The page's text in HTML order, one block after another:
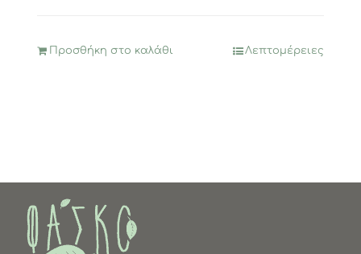
Προσθήκη στο καλάθι Λεπτομέρειες